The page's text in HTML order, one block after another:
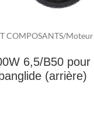
COMPOSANTS/Moteur
6,5/B50 pour
(arrière)